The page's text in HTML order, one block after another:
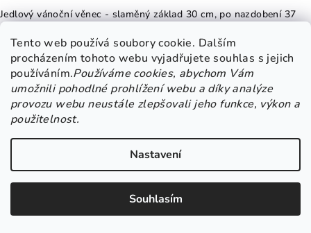
Tento web používá soubory cookie. Dalším
procházením tohoto webu vyjadřujete souhlas s jejich
používáním.Používáme cookies, abychom Vám
umožnili pohodlné prohlížení webu a díky analýze
provozu webu neustále zlepšovali jeho funkce, výkon a
použitelnost.
Nastavení
Souhlasím
Jedlový vánoční věnec - slaměný základ 30 cm, po nazdobení 37
cm. Chcete si užít opravdové a voňavé Vánoce? Určitě si kupte
tento krásný přírodní věnec ze živých větviček jedle Nobilis. Tato
dánská jedle je velmi oblíbená pro svoji hustotu jehličí a tomu, že
nepíchá a neopadává.
Věnec z dánské jedle - jehličí je jemné a nepíchá. Věnec je zdobený
sušeným pomerančem, okrasnou trávou a hvězdičkami z překližky.
Svíčky jsou na bodcích.
POZOR: Nenechávejte hořet bez dozoru. Hrozí nebezpečí požáru.
ý korpus pro výrobu adventní věnců k další dekoraci.